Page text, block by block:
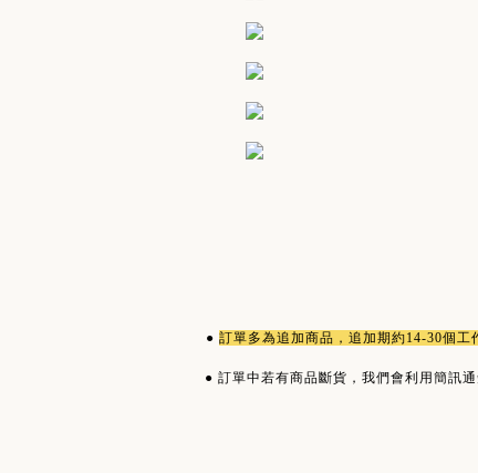
● 訂單多為追加商品 ，追加期約14-30個
● 訂單中若有商品斷貨，我們會利用簡訊